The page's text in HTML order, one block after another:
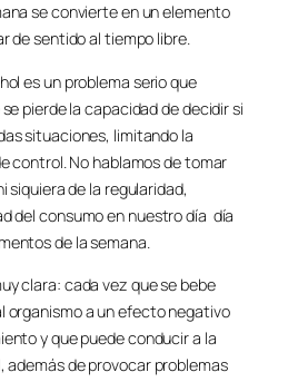
se convierte en un elemento
de sentido al tiempo libre.
es un problema serio que
pierde la capacidad de decidir si
situaciones, limitando la
control. No hablamos de tomar
siquiera de la regularidad,
del consumo en nuestro día día
de la semana.
clara: cada vez que se bebe
organismo a un efecto negativo
y que puede conducir a la
además de provocar problemas